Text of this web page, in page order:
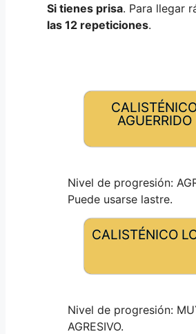
Si tienes prisa. Para llegar
las 12 repeticiones.
AGUERRIDO
Nivel de progresión:
Puede usarse lastre.
CALISTÉNICO
Nivel de progresión:
AGRESIVO.